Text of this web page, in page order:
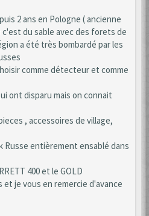
2 ans en Pologne ( ancienne
du sable avec des forets de
a été très bombardé par les
comme détecteur et comme
ont disparu mais on connait
, accessoires de village,
Russe entièrement ensablé dans
400 et le GOLD
je vous en remercie d'avance